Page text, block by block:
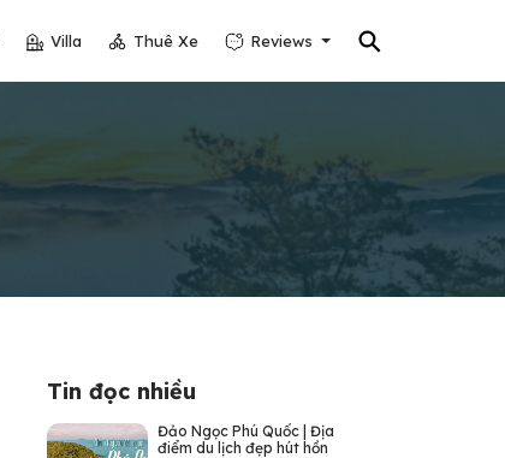
⚲
Villa Thuê Xe Reviews
Tin đọc nhiều
Đảo Ngọc Phú Quốc | Địa
điểm du lịch đẹp hút hồn